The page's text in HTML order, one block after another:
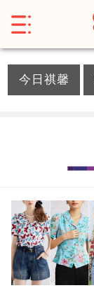
今日祺馨